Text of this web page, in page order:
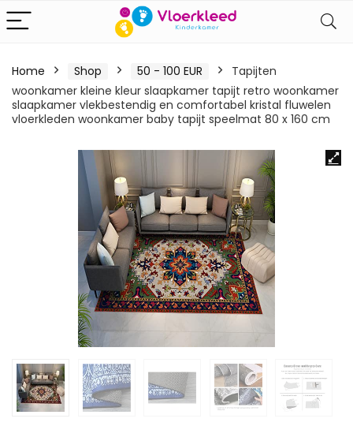
Home Shop 50 - 100 EUR
Tapijten
woonkamer kleine kleur slaapkamer tapijt retro woonkamer
slaapkamer vlekbestendig en comfortabel kristal fluwelen
vloerkleden woonkamer baby tapijt speelmat 80 x 160 cm